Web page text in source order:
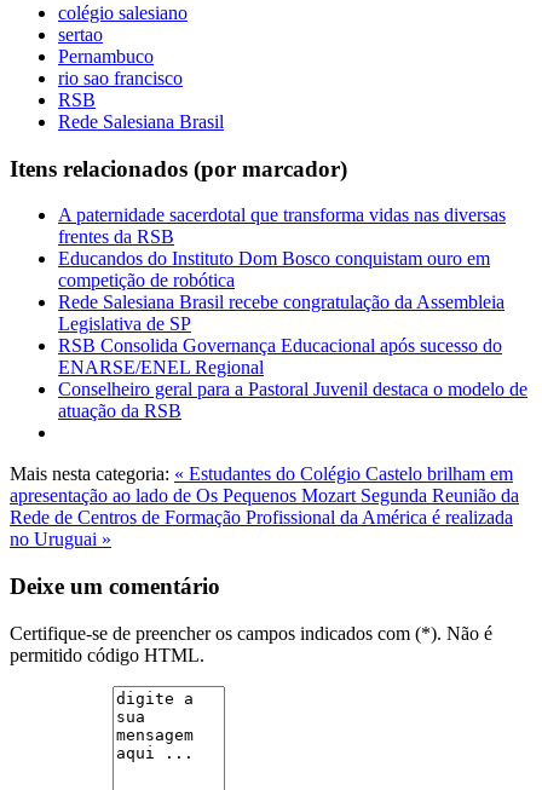
colégio salesiano
sertao
Pernambuco
rio sao francisco
RSB
Rede Salesiana Brasil
Itens relacionados (por marcador)
A paternidade sacerdotal que transforma vidas nas diversas
frentes da RSB
Educandos do Instituto Dom Bosco conquistam ouro em
competição de robótica
Rede Salesiana Brasil recebe congratulação da Assembleia
Legislativa de SP
RSB Consolida Governança Educacional após sucesso do
ENARSE/ENEL Regional
Conselheiro geral para a Pastoral Juvenil destaca o modelo de
atuação da RSB
Mais nesta categoria: « ‍Estudantes do Colégio Castelo brilham em
apresentação ao lado de Os Pequenos Mozart Segunda Reunião da
Rede de Centros de Formação Profissional da América é realizada
no Uruguai »
Deixe um comentário
Certifique-se de preencher os campos indicados com (*). Não é
permitido código HTML.